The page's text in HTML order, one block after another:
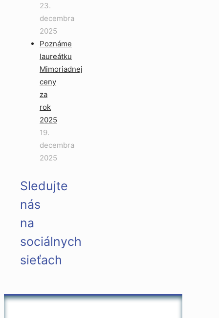
23.
decembra
2025
Poznáme
laureátku
Mimoriadnej
ceny
za
rok
2025
19.
decembra
2025
Sledujte
nás
na
sociálnych
sieťach